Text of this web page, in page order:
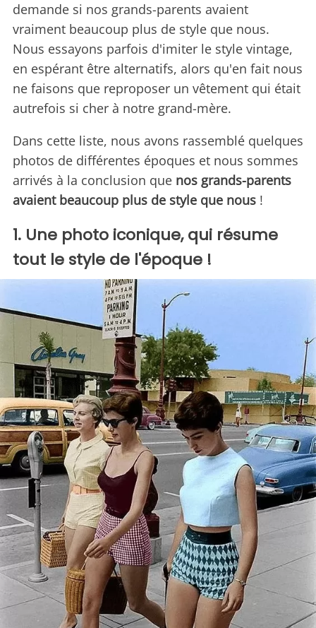
demande si nos grands-parents avaient
vraiment beaucoup plus de style que nous.
Nous essayons parfois d'imiter le style vintage,
en espérant être alternatifs, alors qu'en fait nous
ne faisons que reproposer un vêtement qui était
autrefois si cher à notre grand-mère.
Dans cette liste, nous avons rassemblé quelques
photos de différentes époques et nous sommes
arrivés à la conclusion que nos grands-parents
avaient beaucoup plus de style que nous !
1. Une photo iconique, qui résume
tout le style de l'époque !